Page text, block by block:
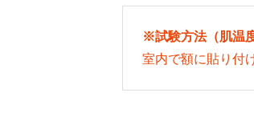
※試験方法（肌温
室内で額に貼り付